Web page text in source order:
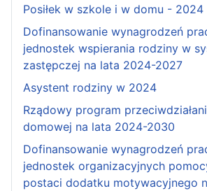
Posiłek w szkole i w domu - 2024
Dofinansowanie wynagrodzeń
jednostek wspierania rodziny w
zastępczej na lata 2024-2027
Asystent rodziny w 2024
Rządowy program
domowej na lata 2024-2030
Dofinansowanie wynagrodzeń
jednostek organizacyjnych
postaci dodatku motywacyjnego